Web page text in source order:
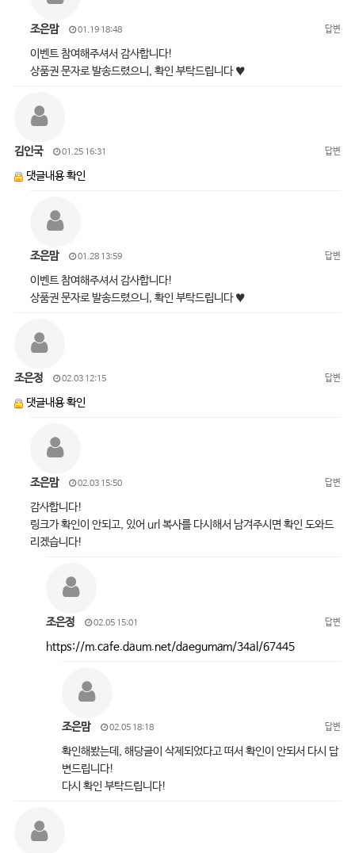
조은맘 01.19 18:48 답변
이벤트 참여해주셔서 감사합니다!
상품권 문자로 발송드렸으니, 확인 부탁드립니다 ♥
김인국 01.25 16:31 답변
댓글내용 확인
조은맘 01.28 13:59 답변
이벤트 참여해주셔서 감사합니다!
상품권 문자로 발송드렸으니, 확인 부탁드립니다 ♥
조은정 02.03 12:15 답변
댓글내용 확인
조은맘 02.03 15:50 답변
감사합니다!
링크가 확인이 안되고, 있어 url 복사를 다시해서 남겨주시면 확인 도와드
리겠습니다!
조은정 02.05 15:01 답변
https://m.cafe.daum.net/daegumam/34al/67445
조은맘 02.05 18:18 답변
확인해봤는데, 해당글이 삭제되었다고 떠서 확인이 안되서 다시 답
변드립니다!
다시 확인 부탁드립니다!